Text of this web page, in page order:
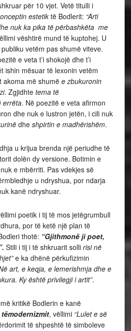
për 10 vjet. Vetë titulli i
estetiktë Bodlerit: “Arti
nuk ka pika të përbashkëta me
vështirë mund të kuptohej. U
vetëm pas shumë viteve.
e veta t’i shokojë dhe t’i
ishin mësuar të lexonin vetëm
akoma më shumë e zbukuronin
. Zgjidhte tema të
errëta. Në poezitë e veta afirmon
dhe nuk e lustron jetën, i cili nuk
dhe shpirtin e madhërishëm.
u krijua brenda një periudhe të
dolën dy versione. Botimin e
e mbërriti. Pas vdekjes së
u ndryshua, por ndarja
kanë ndryshuar.
poetik i tij të mos jetëgrumbull
por të ketë një plan të
thotë: “Gjithmonë ji poet,
. Stili i tij i të shkruarit solli risi në
e ka dhënë përkufizimin
art, e keqja, e lemerishmja dhe e
Ky është privilegji i artit”.
kritikë Bodlerin e kanë
, vëllimi “Lulet e së
të shpeshtë të simboleve